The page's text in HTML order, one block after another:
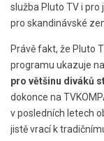
služba Pluto TV i pro
pro skandinávské
Právě fakt, že Pluto
programu ukazuje
pro většinu diváků
dokonce na
v posledních letech
jistě vrací k